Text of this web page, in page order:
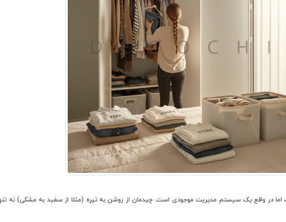
اما در واقع یک سیستم مدیریت موجودی است. چیدمان از روشن به تیره (مثلا از سفید به مشکی) نه